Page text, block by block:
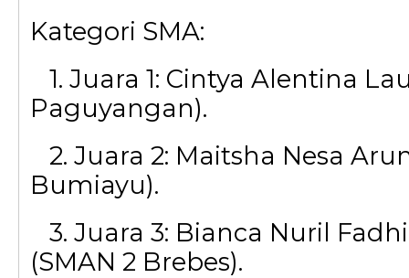
Kategori SMA:
1. Juara 1: Cintya Alentina
Paguyangan).
2. Juara 2: Maitsha Nesa
Bumiayu).
3. Juara 3: Bianca Nuril
(SMAN 2 Brebes).